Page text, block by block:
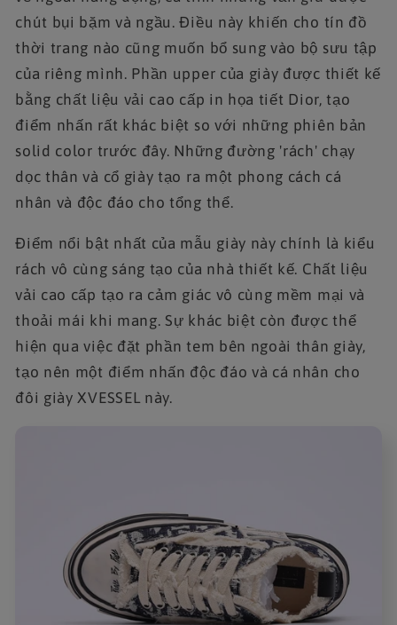
chút bụi bặm và ngầu. Điều này khiến cho tín đồ
thời trang nào cũng muốn bổ sung vào bộ sưu tập
của riêng mình. Phần upper của giày được thiết kế
bằng chất liệu vải cao cấp in họa tiết Dior, tạo
điểm nhấn rất khác biệt so với những phiên bản
solid color trước đây. Những đường 'rách' chạy
dọc thân và cổ giày tạo ra một phong cách cá
nhân và độc đáo cho tổng thể.
Điểm nổi bật nhất của mẫu giày này chính là kiểu
rách vô cùng sáng tạo của nhà thiết kế. Chất liệu
vải cao cấp tạo ra cảm giác vô cùng mềm mại và
thoải mái khi mang. Sự khác biệt còn được thể
hiện qua việc đặt phần tem bên ngoài thân giày,
tạo nên một điểm nhấn độc đáo và cá nhân cho
đôi giày XVESSEL này.